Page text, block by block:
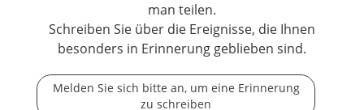
man teilen.
Schreiben Sie über die Ereignisse, die Ihnen
besonders in Erinnerung geblieben sind.
Melden Sie sich bitte an, um eine Erinnerung
zu schreiben